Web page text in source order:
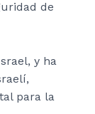
de
y ha
para la